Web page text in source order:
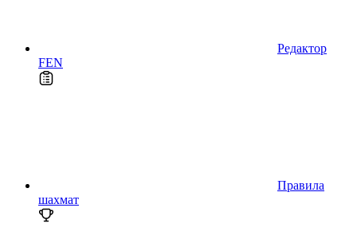
Редактор
FEN
Правила
шахмат